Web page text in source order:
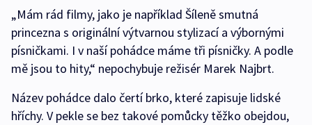
„Mám rád filmy, jako je například Šíleně smutná
princezna s originální výtvarnou stylizací a výbornými
písničkami. I v naší pohádce máme tři písničky. A podle
mě jsou to hity,“ nepochybuje režisér Marek Najbrt.
Název pohádce dalo čertí brko, které zapisuje lidské
hříchy. V pekle se bez takové pomůcky těžko obejdou,